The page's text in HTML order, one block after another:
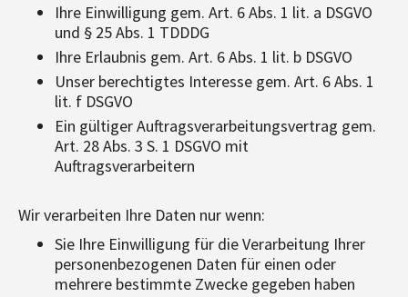
Ihre Einwilligung gem. Art. 6 Abs. 1 lit. a DSGVO
und § 25 Abs. 1 TDDDG
Ihre Erlaubnis gem. Art. 6 Abs. 1 lit. b DSGVO
Unser berechtigtes Interesse gem. Art. 6 Abs. 1
lit. f DSGVO
Ein gültiger Auftragsverarbeitungsvertrag gem.
Art. 28 Abs. 3 S. 1 DSGVO mit
Auftragsverarbeitern
Wir verarbeiten Ihre Daten nur wenn:
Sie Ihre Einwilligung für die Verarbeitung Ihrer
personenbezogenen Daten für einen oder
mehrere bestimmte Zwecke gegeben haben